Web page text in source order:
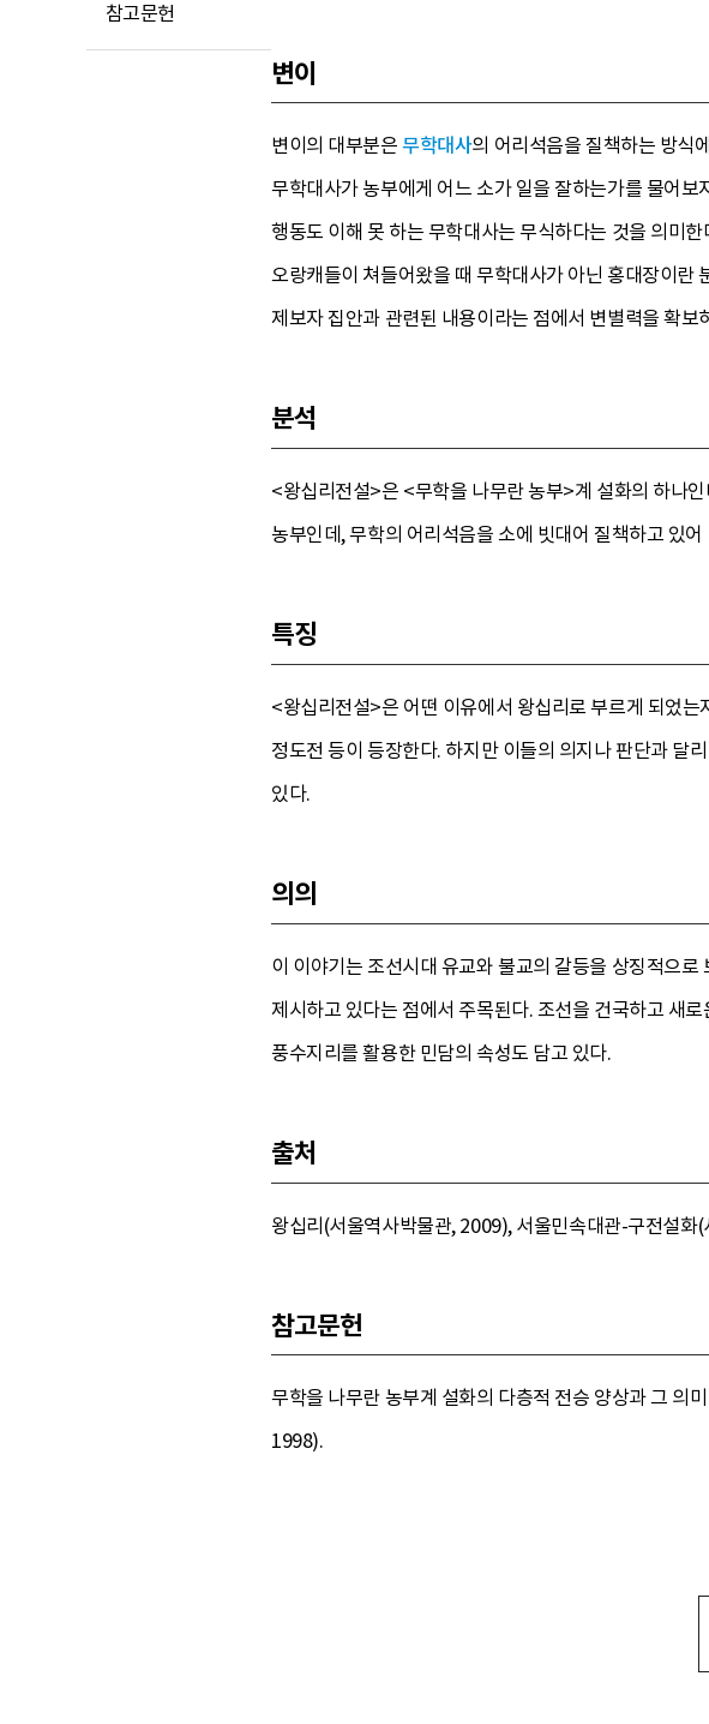
참고문헌
변이
변이의 대부분은무학대사의 어리석음을 질책하는 방식
무학대사가 농부에게 어느 소가 일을 잘하는가를 물어
행동도 이해 못 하는 무학대사는 무식하다는 것을 의미
오랑캐들이 쳐들어왔을 때 무학대사가 아닌 홍대장이란
제보자 집안과 관련된 내용이라는 점에서 변별력을 확보
분석
<왕십리전설>은 <무학을 나무란 농부>계 설화의 하나
농부인데, 무학의 어리석음을 소에 빗대어 질책하고 있
특징
<왕십리전설>은 어떤 이유에서 왕십리로 부르게 되었
정도전 등이 등장한다. 하지만 이들의 의지나 판단과 달
있다.
의의
이 이야기는 조선시대 유교와 불교의 갈등을 상징적으
제시하고 있다는 점에서 주목된다. 조선을 건국하고 새
풍수지리를 활용한 민담의 속성도 담고 있다.
출처
왕십리(서울역사박물관, 2009), 서울민속대관-구전설화
참고문헌
무학을 나무란 농부계 설화의 다층적 전승 양상과 그 의
1998).